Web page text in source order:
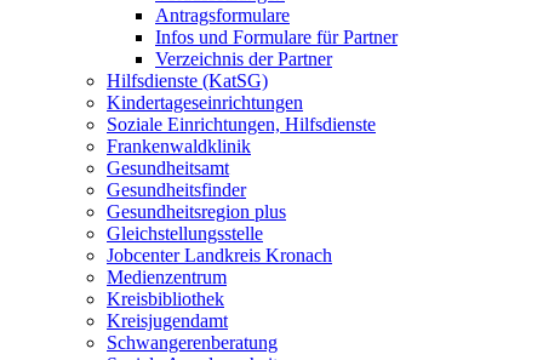
Antragsformulare
Infos und Formulare für Partner
Verzeichnis der Partner
Hilfsdienste (KatSG)
Kindertageseinrichtungen
Soziale Einrichtungen, Hilfsdienste
Frankenwaldklinik
Gesundheitsamt
Gesundheitsfinder
Gesundheitsregion plus
Gleichstellungsstelle
Jobcenter Landkreis Kronach
Medienzentrum
Kreisbibliothek
Kreisjugendamt
Schwangerenberatung